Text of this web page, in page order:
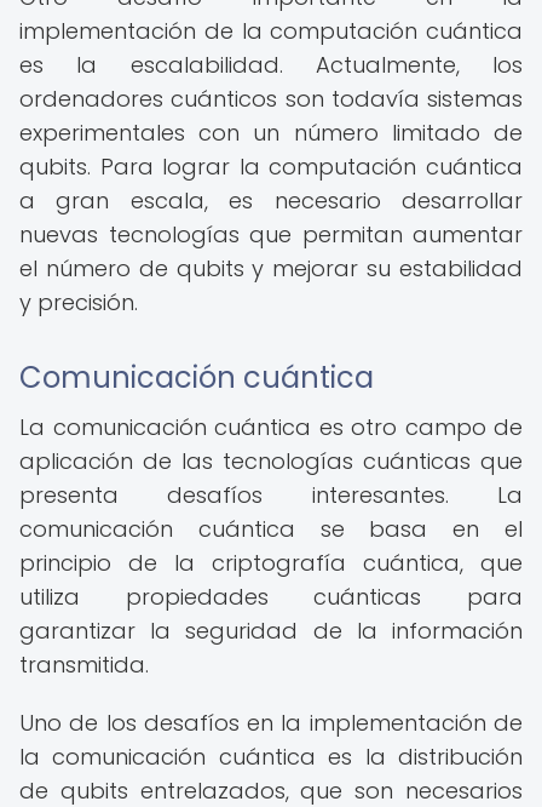
implementación de la computación cuántica
es la escalabilidad. Actualmente, los
ordenadores cuánticos son todavía sistemas
experimentales con un número limitado de
qubits. Para lograr la computación cuántica
a gran escala, es necesario desarrollar
nuevas tecnologías que permitan aumentar
el número de qubits y mejorar su estabilidad
y precisión.
Comunicación cuántica
La comunicación cuántica es otro campo de
aplicación de las tecnologías cuánticas que
presenta desafíos interesantes. La
comunicación cuántica se basa en el
principio de la criptografía cuántica, que
utiliza propiedades cuánticas para
garantizar la seguridad de la información
transmitida.
Uno de los desafíos en la implementación de
la comunicación cuántica es la distribución
de qubits entrelazados, que son necesarios